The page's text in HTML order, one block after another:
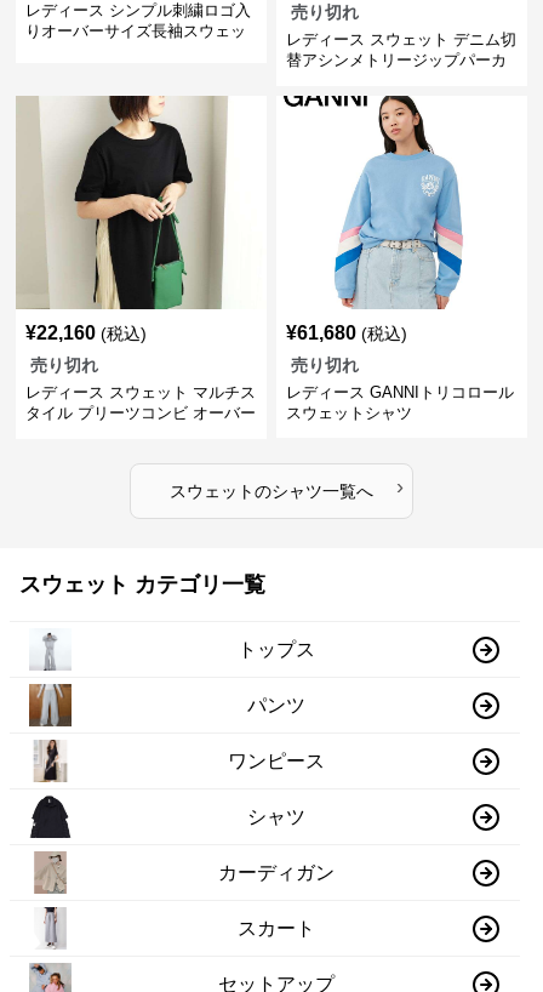
レディース シンプル刺繍ロゴ入
りオーバーサイズ長袖スウェッ
売り切れ
レディース スウェット デニム切
替アシンメトリージップパーカ
¥22,160 (税込)
売り切れ
レディース スウェット マルチス
タイル プリーツコンビ オーバー
¥61,680 (税込)
売り切れ
レディース GANNIトリコロール
スウェットシャツ
スウェットのシャツ一覧へ ›
スウェット カテゴリ一覧
トップス
パンツ
ワンピース
シャツ
カーディガン
スカート
セットアップ